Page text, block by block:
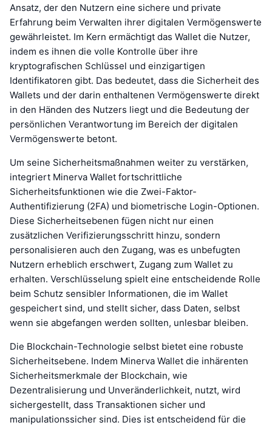
Ansatz, der den Nutzern eine sichere und private
Erfahrung beim Verwalten ihrer digitalen Vermögenswerte
gewährleistet. Im Kern ermächtigt das Wallet die Nutzer,
indem es ihnen die volle Kontrolle über ihre
kryptografischen Schlüssel und einzigartigen
Identifikatoren gibt. Das bedeutet, dass die Sicherheit des
Wallets und der darin enthaltenen Vermögenswerte direkt
in den Händen des Nutzers liegt und die Bedeutung der
persönlichen Verantwortung im Bereich der digitalen
Vermögenswerte betont.
Um seine Sicherheitsmaßnahmen weiter zu verstärken,
integriert Minerva Wallet fortschrittliche
Sicherheitsfunktionen wie die Zwei-Faktor-
Authentifizierung (2FA) und biometrische Login-Optionen.
Diese Sicherheitsebenen fügen nicht nur einen
zusätzlichen Verifizierungsschritt hinzu, sondern
personalisieren auch den Zugang, was es unbefugten
Nutzern erheblich erschwert, Zugang zum Wallet zu
erhalten. Verschlüsselung spielt eine entscheidende Rolle
beim Schutz sensibler Informationen, die im Wallet
gespeichert sind, und stellt sicher, dass Daten, selbst
wenn sie abgefangen werden sollten, unlesbar bleiben.
Die Blockchain-Technologie selbst bietet eine robuste
Sicherheitsebene. Indem Minerva Wallet die inhärenten
Sicherheitsmerkmale der Blockchain, wie
Dezentralisierung und Unveränderlichkeit, nutzt, wird
sichergestellt, dass Transaktionen sicher und
manipulationssicher sind. Dies ist entscheidend für die